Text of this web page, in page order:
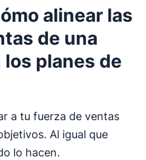
alinear las
de una
planes de
a tu fuerza de ventas
Al igual que
lo hacen.